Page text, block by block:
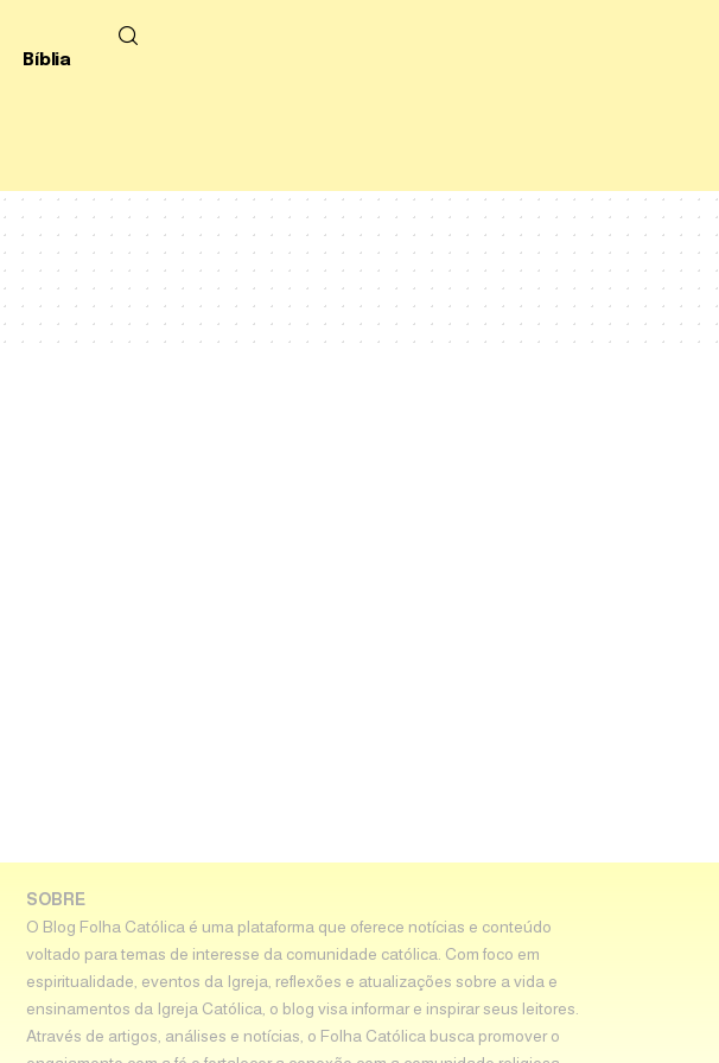
Bíblia
SOBRE
O Blog Folha Católica é uma plataforma que oferece notícias e conteúdo
voltado para temas de interesse da comunidade católica. Com foco em
espiritualidade, eventos da Igreja, reflexões e atualizações sobre a vida e
ensinamentos da Igreja Católica, o blog visa informar e inspirar seus leitores.
Através de artigos, análises e notícias, o Folha Católica busca promover o